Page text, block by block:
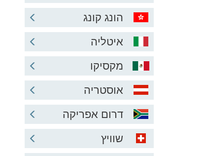
הונג קונג
איטליה
מקסיקו
אוסטריה
דרום אפריקה
שוויץ